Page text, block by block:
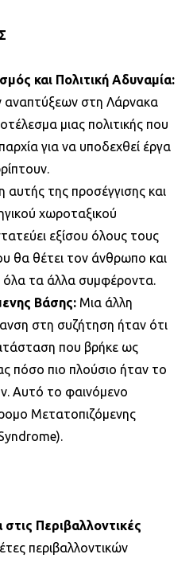
και Πολιτική Αδυναμία:
στη Λάρνακα
μιας πολιτικής που
για να υποδεχθεί έργα
αυτής της προσέγγισης και
χωροταξικού
εξίσου όλους τους
θα θέτει τον άνθρωπο και
τα άλλα συμφέροντα.
Βάσης: Μια άλλη
στη συζήτηση ήταν ότι
που βρήκε ως
πόσο πιο πλούσιο ήταν το
Αυτό το φαινόμενο
Μετατοπιζόμενης
Περιβαλλοντικές
περιβαλλοντικών